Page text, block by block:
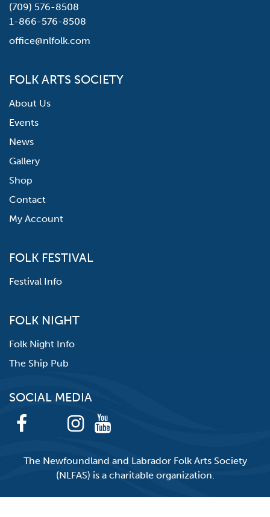
(709) 576-8508
1-866-576-8508
office@nlfolk.com
FOLK ARTS SOCIETY
About Us
Events
News
Gallery
Shop
Contact
My Account
FOLK FESTIVAL
Festival Info
FOLK NIGHT
Folk Night Info
The Ship Pub
SOCIAL MEDIA
The Newfoundland and Labrador Folk Arts Society
(NLFAS) is a charitable organization.